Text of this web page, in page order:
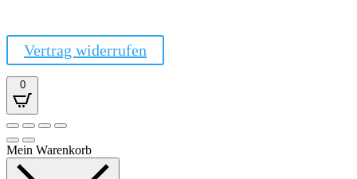
Vertrag widerrufen
0
Mein Warenkorb